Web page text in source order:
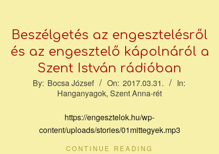
Beszélgetés az engesztelésről
és az engesztelő kápolnáról a
Szent István rádióban
By: Bocsa József On: 2017.03.31.
In:
Hanganyagok, Szent Anna-rét
https://engesztelok.hu/wp-
content/uploads/stories/01mittegyek.mp3
CONTINUE READING